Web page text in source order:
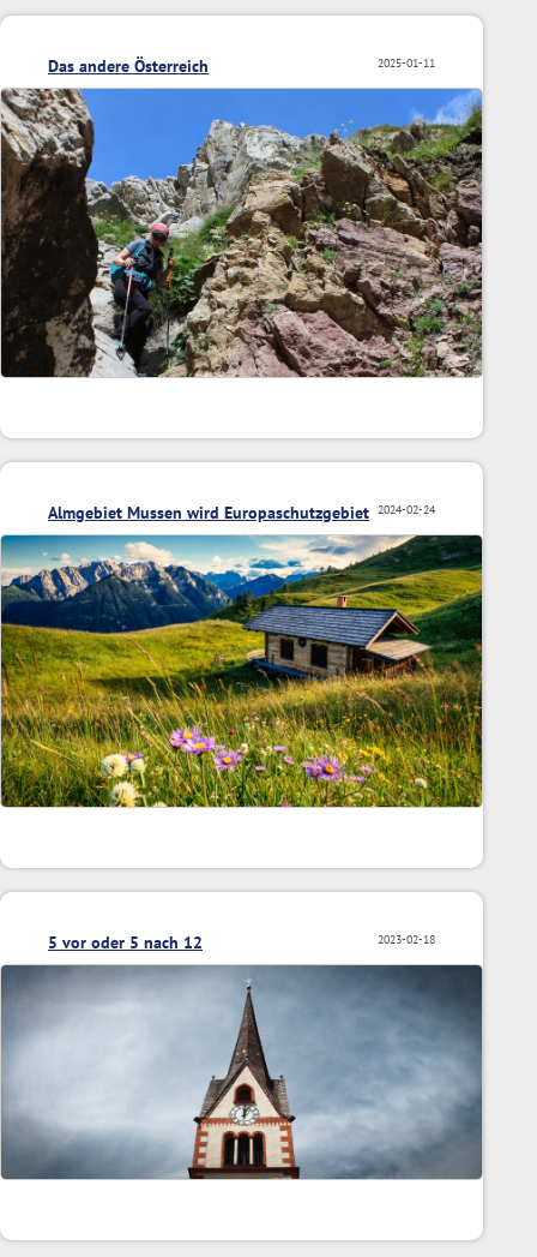
2025-01-11
Das andere Österreich
2024-02-24
Almgebiet Mussen wird Europaschutzgebiet
2023-02-18
5 vor oder 5 nach 12